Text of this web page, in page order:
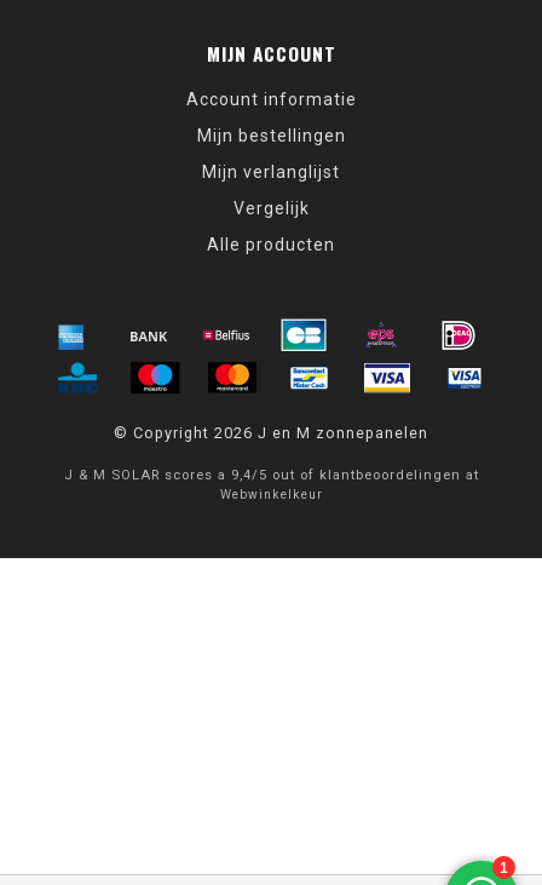
MIJN ACCOUNT
Account informatie
Mijn bestellingen
Mijn verlanglijst
Vergelijk
Alle producten
© Copyright 2026 J en M zonnepanelen
J & M SOLAR scores a 9,4/ 5 out of klantbeoordelingen at
Webwinkelkeur